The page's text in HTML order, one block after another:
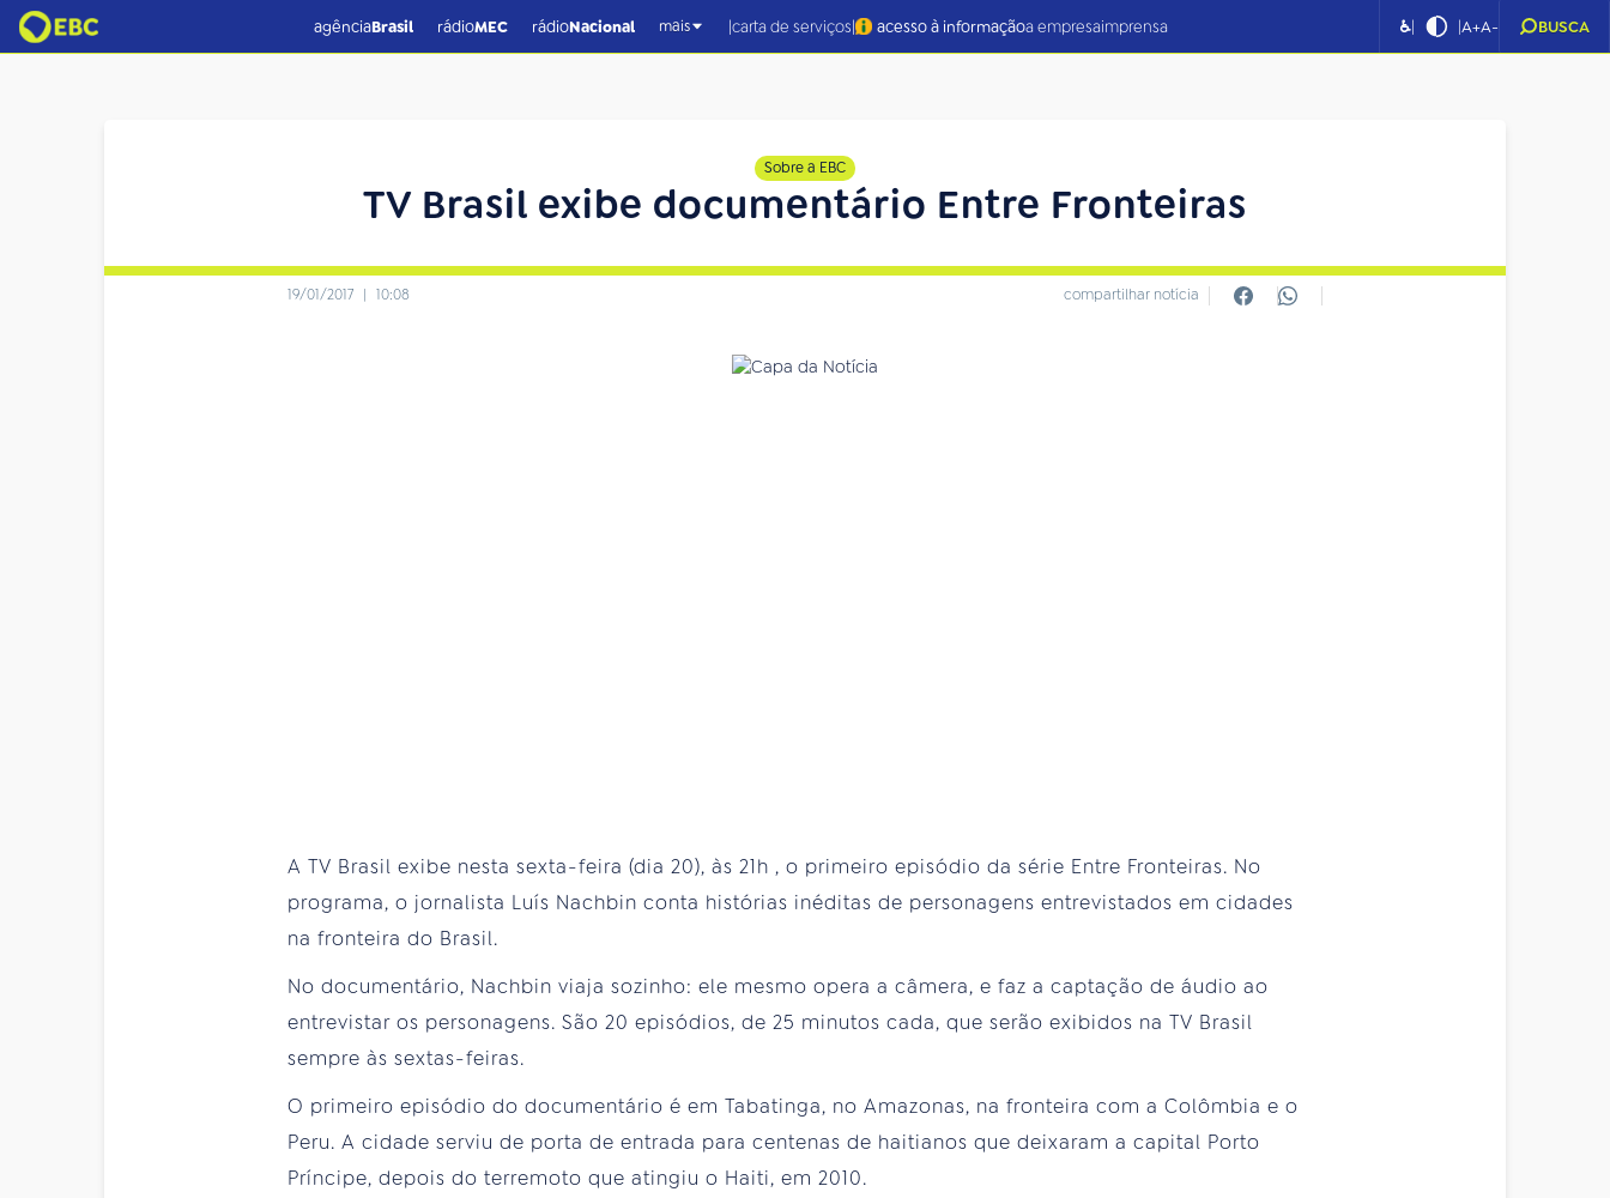
agênciaBrasil rádioMEC rádioNacional mais |carta de serviços| acesso à informaçãoa empresaimprensa ♿| |A+A- BUSCA
Sobre a EBC
TV Brasil exibe documentário Entre Fronteiras
19/01/2017 | 10:08 compartilhar notícia
A TV Brasil exibe nesta sexta-feira (dia 20), às 21h , o primeiro episódio da série Entre Fronteiras. No
programa, o jornalista Luís Nachbin conta histórias inéditas de personagens entrevistados em cidades
na fronteira do Brasil.
No documentário, Nachbin viaja sozinho: ele mesmo opera a câmera, e faz a captação de áudio ao
entrevistar os personagens. São 20 episódios, de 25 minutos cada, que serão exibidos na TV Brasil
sempre às sextas-feiras.
O primeiro episódio do documentário é em Tabatinga, no Amazonas, na fronteira com a Colômbia e o
Peru. A cidade serviu de porta de entrada para centenas de haitianos que deixaram a capital Porto
Príncipe, depois do terremoto que atingiu o Haiti, em 2010.